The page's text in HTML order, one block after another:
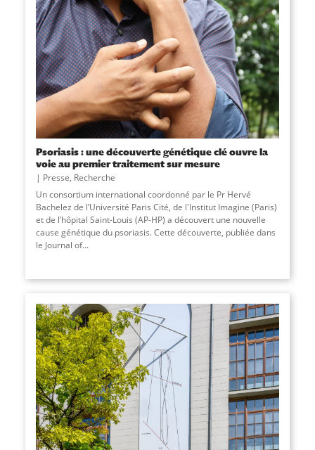
Psoriasis : une découverte génétique clé ouvre la
voie au premier traitement sur mesure
Presse, Recherche
Un consortium international coordonné par le Pr Hervé
Bachelez de l’Université Paris Cité, de l'Institut Imagine (Paris)
et de l’hôpital Saint-Louis (AP-HP) a découvert une nouvelle
cause génétique du psoriasis. Cette découverte, publiée dans
le Journal of...